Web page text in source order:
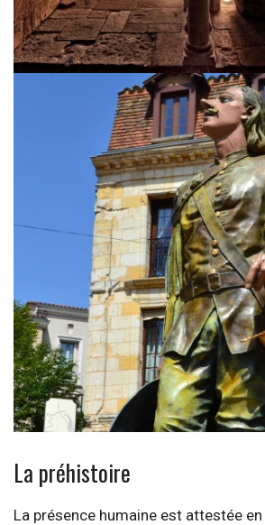
La préhistoire
La présence humaine est attestée